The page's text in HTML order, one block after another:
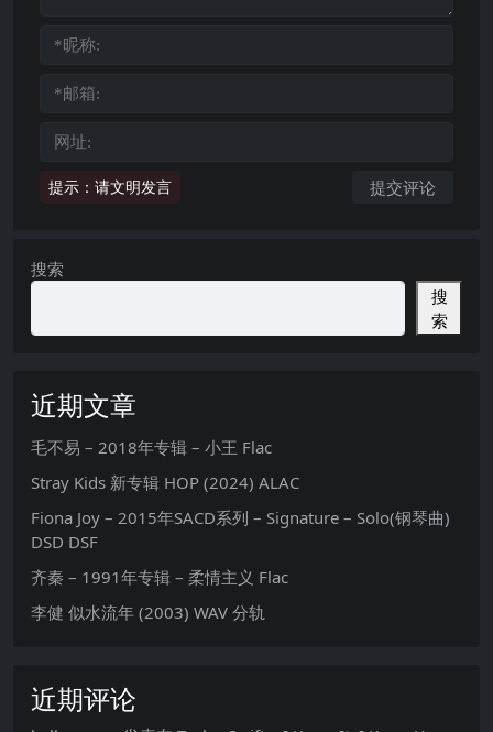
提示：请文明发言
搜索
搜
索
近期文章
毛不易 – 2018年专辑 – 小王 Flac
Stray Kids 新专辑 HOP (2024) ALAC
Fiona Joy – 2015年SACD系列 – Signature – Solo(钢琴曲)
DSD DSF
齐秦 – 1991年专辑 – 柔情主义 Flac
李健 似水流年 (2003) WAV 分轨
近期评论